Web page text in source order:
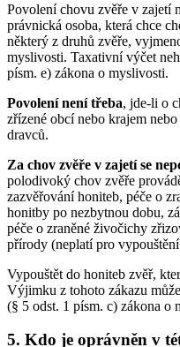
Povolení chovu zvěře v zajetí
právnická osoba, která chce
některý z druhů zvěře,
myslivosti. Taxativní výčet
písm. e) zákona o myslivosti.
Povolení není třeba, jde-li o
zřízené obcí nebo krajem
dravců.
Za chov zvěře v zajetí se
polodivoký chov zvěře
zazvěřování honiteb, péče o
honitby po nezbytnou dobu,
péče o zraněné živočichy
přírody (neplatí pro
Vypouštět do honiteb zvěř,
Výjimku z tohoto zákazu
(§ 5 odst. 1 písm. c) zákona o
5. Kdo je oprávněn v